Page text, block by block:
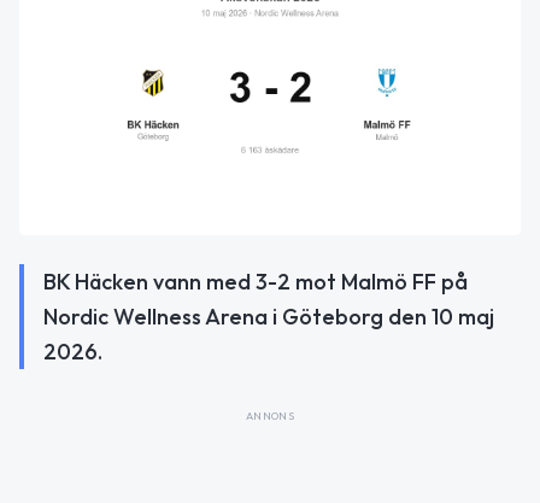
BK Häcken vann med 3-2 mot Malmö FF på
Nordic Wellness Arena i Göteborg den 10 maj
2026.
ANNONS